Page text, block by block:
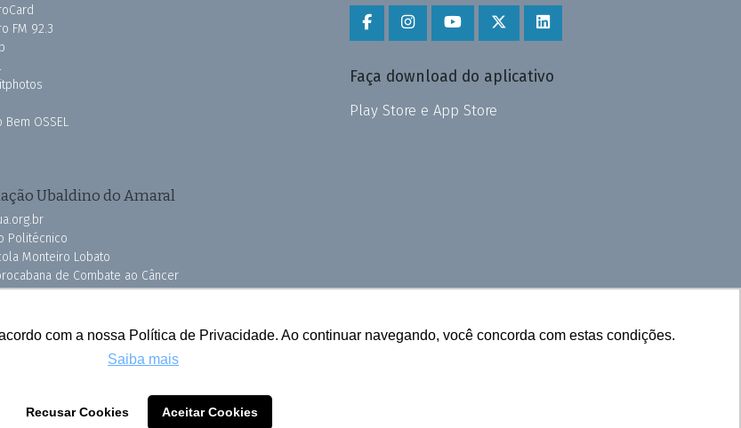
com a nossa Política de Privacidade. Ao continuar navegando, você concorda com estas condições.
Saiba mais
Recusar Cookies Aceitar Cookies
FM 92.3
Bem OSSEL
Ubaldino do Amaral
Politécnico
Monteiro Lobato
de Combate ao Câncer
Velhinhos
Faça download do aplicativo
Play Store e App Store
Todos os direitos reservados © 2025 Cruzeiro do Sul